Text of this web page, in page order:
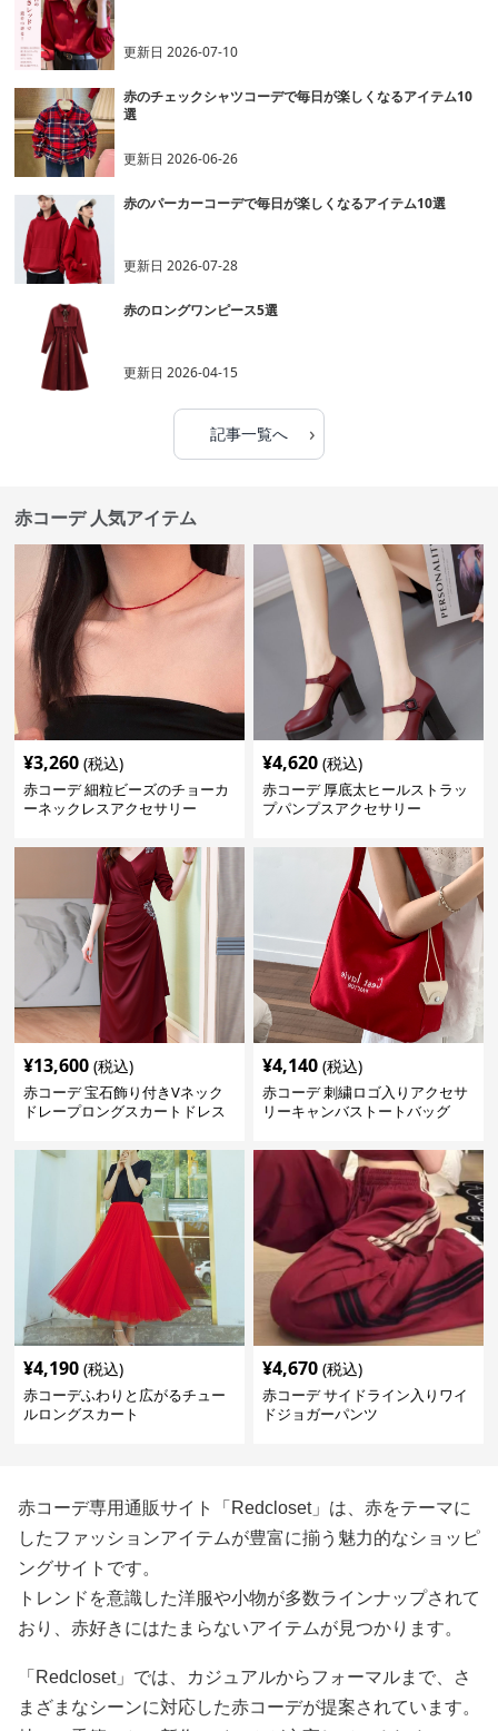
更新日2026-07-10
赤のチェックシャツコーデで毎日が楽しくなるアイテム10
選
更新日2026-06-26
赤のパーカーコーデで毎日が楽しくなるアイテム10選
更新日2026-07-28
赤のロングワンピース5選
更新日2026-04-15
記事一覧へ ›
赤コーデ 人気アイテム
¥3,260 (税込)
赤コーデ 細粒ビーズのチョーカ
ーネックレスアクセサリー
¥4,620 (税込)
赤コーデ 厚底太ヒールストラッ
プパンプスアクセサリー
¥13,600 (税込)
赤コーデ 宝石飾り付きVネック
ドレープロングスカートドレス
¥4,140 (税込)
赤コーデ 刺繍ロゴ入りアクセサ
リーキャンバストートバッグ
¥4,190 (税込)
赤コーデふわりと広がるチュー
ルロングスカート
¥4,670 (税込)
赤コーデ サイドライン入りワイ
ドジョガーパンツ
赤コーデ専用通販サイト「Redcloset」は、赤をテーマに
したファッションアイテムが豊富に揃う魅力的なショッピ
ングサイトです。
トレンドを意識した洋服や小物が多数ラインナップされて
おり、赤好きにはたまらないアイテムが見つかります。
「Redcloset」では、カジュアルからフォーマルまで、さ
まざまなシーンに対応した赤コーデが提案されています。